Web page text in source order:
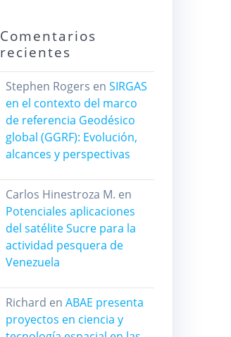
Comentarios
recientes
Stephen Rogers en SIRGAS
en el contexto del marco
de referencia Geodésico
global (GGRF): Evolución,
alcances y perspectivas
Carlos Hinestroza M. en
Potenciales aplicaciones
del satélite Sucre para la
actividad pesquera de
Venezuela
Richard en ABAE presenta
proyectos en ciencia y